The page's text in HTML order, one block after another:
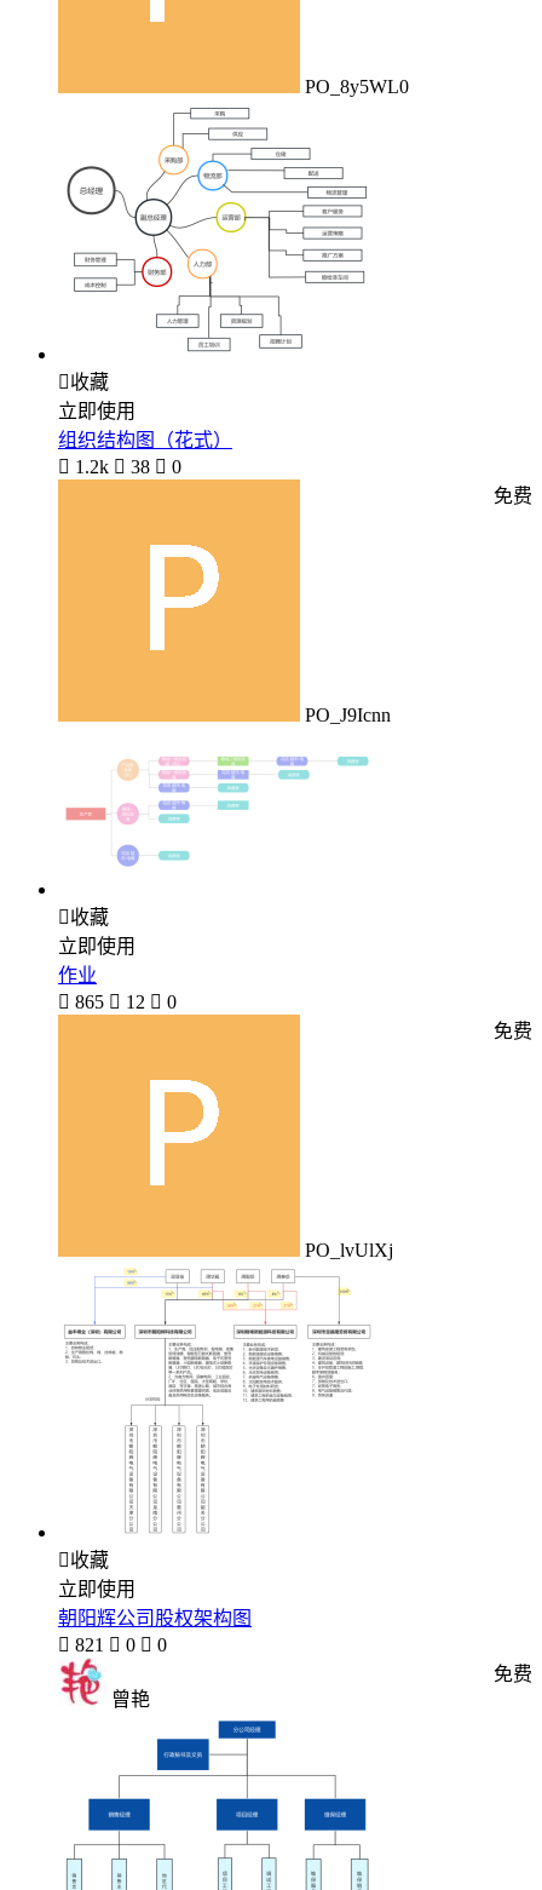
PO_8y5WL0
收藏
立即使用
组织结构图（花式）
 1.2k  38  0
PO_J9Icnn
免费
收藏
立即使用
作业
 865  12  0
PO_lvUlXj
免费
收藏
立即使用
朝阳辉公司股权架构图
 821  0  0
曾艳
免费